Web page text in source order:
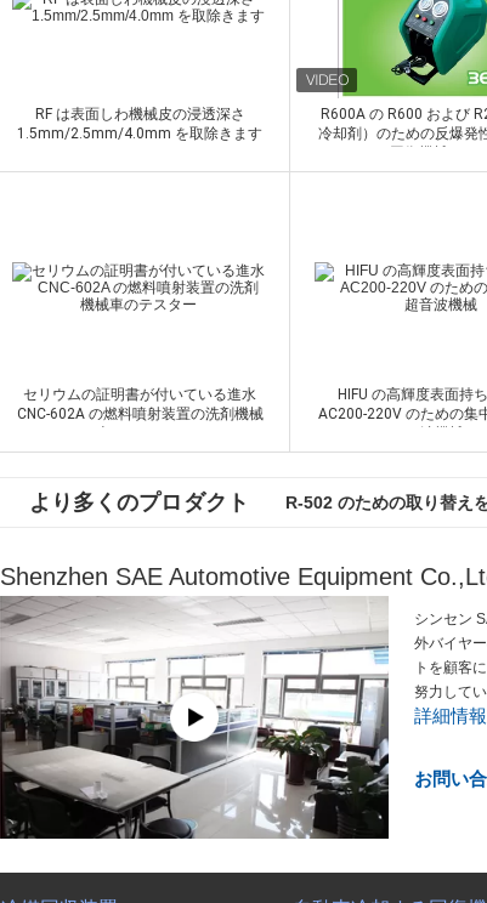
工業用の水の冷凍機
冷媒回収装置
RF は表面しわ機械皮の浸透深さ
1.5mm/2.5mm/4.0mm を取除きます
接触
R600A の R600 および
冷却剤）のための反爆発
セリウムの証明書が付いている進水
CNC-602A の燃料噴射装置の洗剤機械
HIFU の高輝度表面持
AC200-220V のための集
より多くのプロダクト R-502 のための取り替え
Shenzhen SAE Automotive Equipment
シンセン
外バイヤ
トを顧客
努力して
ますサー
のインフ
詳細情報
お問い